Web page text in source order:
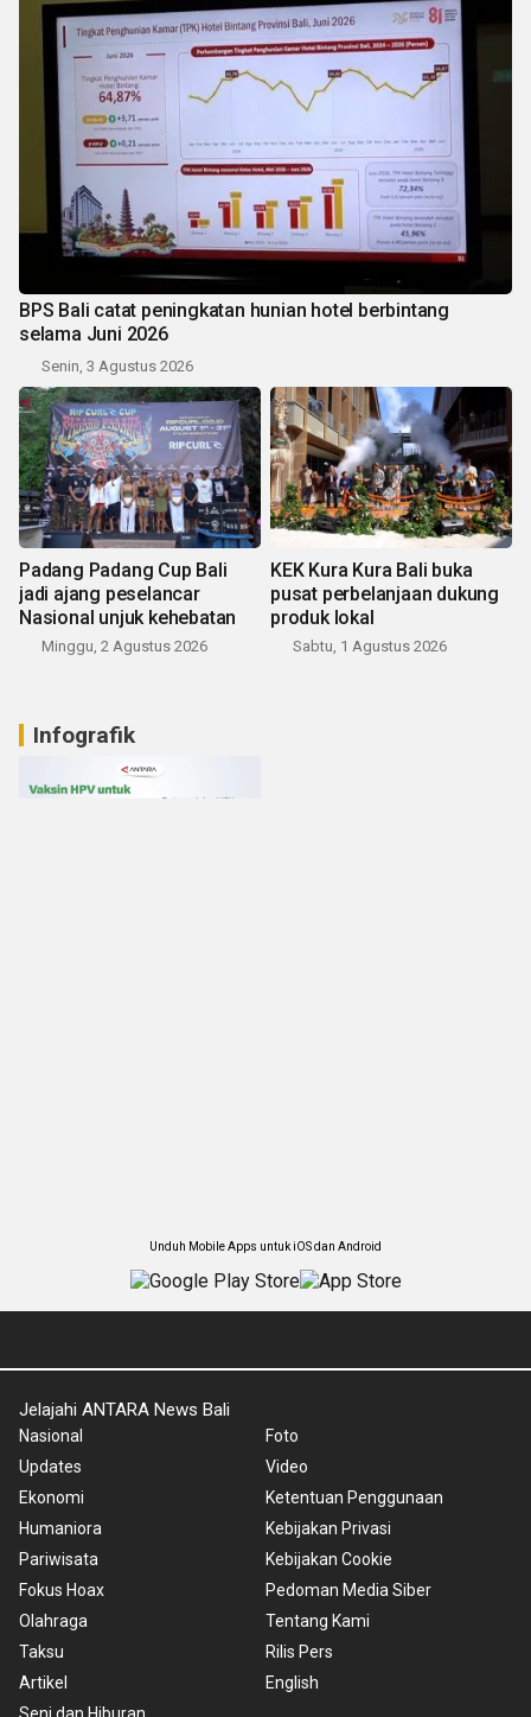
BPS Bali catat peningkatan hunian hotel berbintang
selama Juni 2026
Senin, 3 Agustus 2026
Padang Padang Cup Bali
jadi ajang peselancar
Nasional unjuk kehebatan
Minggu, 2 Agustus 2026
KEK Kura Kura Bali buka
pusat perbelanjaan dukung
produk lokal
Sabtu, 1 Agustus 2026
Infografik
Unduh Mobile Apps untuk iOS dan Android
Jelajahi ANTARA News Bali
Nasional
Updates
Ekonomi
Humaniora
Pariwisata
Fokus Hoax
Olahraga
Taksu
Artikel
Foto
Video
Ketentuan Penggunaan
Kebijakan Privasi
Kebijakan Cookie
Pedoman Media Siber
Tentang Kami
Rilis Pers
English